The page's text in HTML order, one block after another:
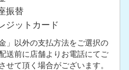
振替
ジットカード
」以外の支払方法をご選択の
送前に店舗よりお電話にてご
せて頂く場合がございます。